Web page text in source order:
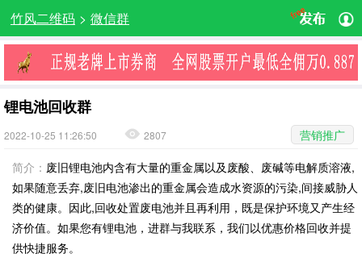
竹风二维码 > 微信群
锂电池回收群
2022-10-25 11:26:50 2807
营销推广
简介： 废旧锂电池内含有大量的重金属以及废酸、废碱等电解质溶液,
如果随意丢弃,废旧电池渗出的重金属会造成水资源的污染,间接威胁人
类的健康。因此,回收处置废电池并且再利用，既是保护环境又产生经
济价值。如果您有锂电池，进群与我联系，我们以优惠价格回收并提
供快捷服务。